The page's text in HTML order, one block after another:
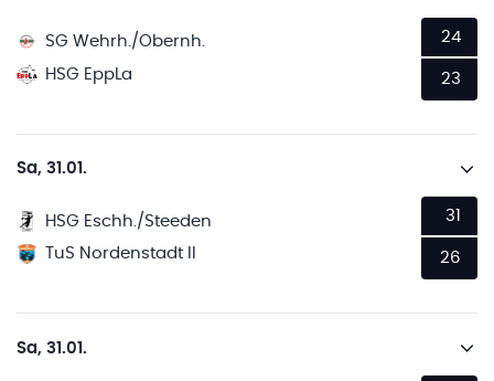
SG Wehrh./Obernh.
HSG EppLa
24
23
Sa, 31.01.
HSG Eschh./Steeden
TuS Nordenstadt II
31
26
Sa, 31.01.